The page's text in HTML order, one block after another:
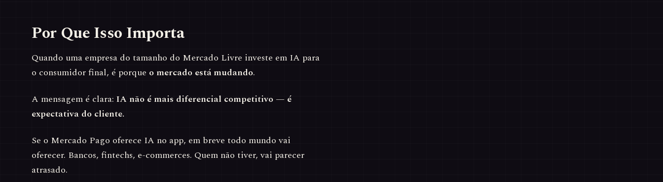
Por Que Isso Importa
Quando uma empresa do tamanho do Mercado Livre investe em IA para
o consumidor final, é porque o mercado está mudando.
A mensagem é clara: IA não é mais diferencial competitivo — é
expectativa do cliente.
Se o Mercado Pago oferece IA no app, em breve todo mundo vai
oferecer. Bancos, fintechs, e-commerces. Quem não tiver, vai parecer
atrasado.